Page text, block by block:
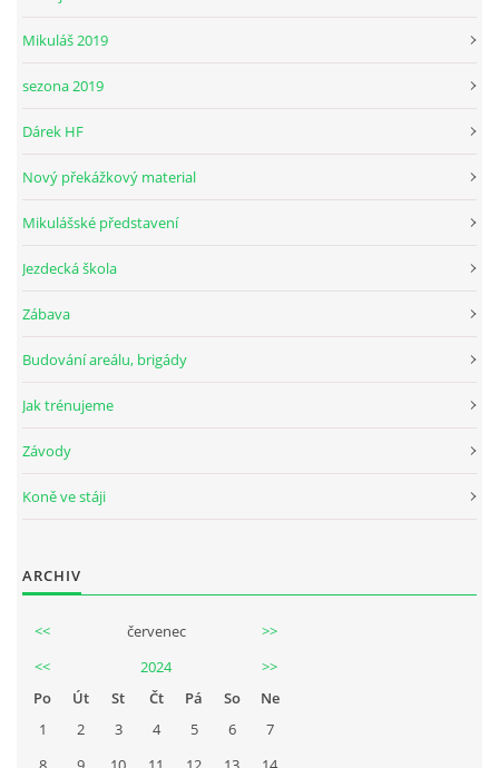
Mikuláš 2019
sezona 2019
Dárek HF
Nový překážkový material
Mikulášské představení
Jezdecká škola
Zábava
Budování areálu, brigády
Jak trénujeme
Závody
Koně ve stáji
ARCHIV
<< červenec
>>
<<
2024
>>
Po
Út St Čt Pá So
Ne
1
2 3 4 5 6
7